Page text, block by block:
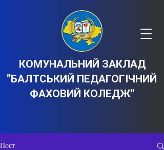
КОМУНАЛЬНИЙ ЗАКЛАД
"БАЛТСЬКИЙ ПЕДАГОГІЧНИЙ
ФАХОВИЙ КОЛЕДЖ"
Пост